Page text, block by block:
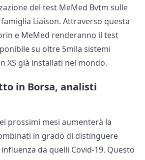
del test MeMed Bvtm sulle
Liaison. Attraverso questa
e MeMed renderanno il test
su oltre 5mila sistemi
XS già installati nel mondo.
in Borsa, analisti
prossimi mesi aumenterà la
in grado di distinguere
da quelli Covid-19. Questo